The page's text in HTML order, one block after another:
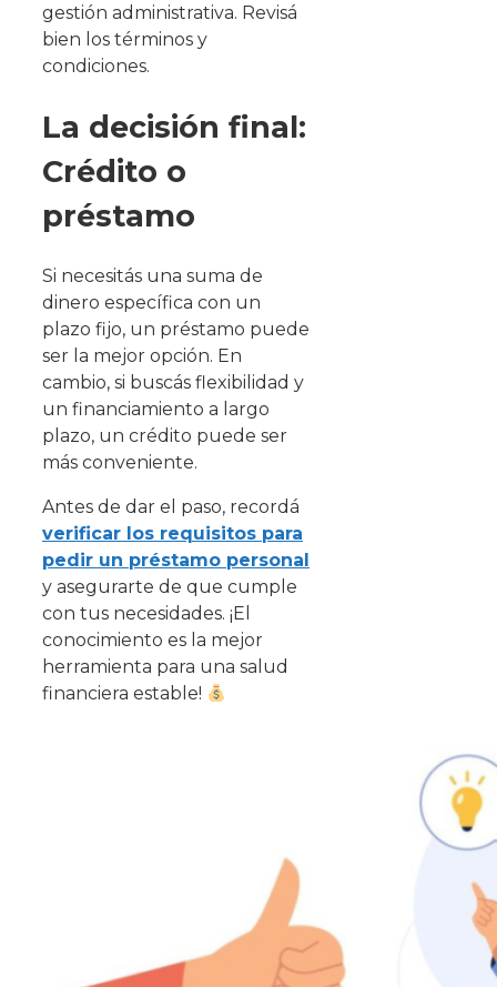
gestión administrativa. Revisá
bien los términos y
condiciones.
La decisión final:
Crédito o
préstamo
Si necesitás una suma de
dinero específica con un
plazo fijo, un préstamo puede
ser la mejor opción. En
cambio, si buscás flexibilidad y
un financiamiento a largo
plazo, un crédito puede ser
más conveniente.
Antes de dar el paso, recordá
verificar los requisitos para
pedir un préstamo personal
y asegurarte de que cumple
con tus necesidades. ¡El
conocimiento es la mejor
herramienta para una salud
financiera estable!